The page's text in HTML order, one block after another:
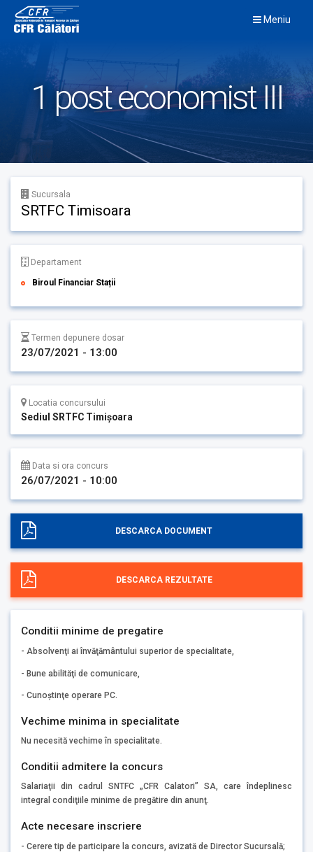
content
Meniu
1 post economist III
Sucursala
SRTFC Timisoara
Departament
Biroul Financiar Stații
Termen depunere dosar
23/07/2021 - 13:00
Locatia concursului
Sediul SRTFC Timişoara
Data si ora concurs
26/07/2021 - 10:00
DESCARCA DOCUMENT
DESCARCA REZULTATE
Conditii minime de pregatire
- Absolvenţi ai învăţământului superior de specialitate,
- Bune abilităţi de comunicare,
- Cunoştinţe operare PC.
Vechime minima in specialitate
Nu necesită vechime în specialitate.
Conditii admitere la concurs
Salariaţii din cadrul SNTFC „CFR Calatori” SA, care îndeplinesc
integral condiţiile minime de pregătire din anunţ.
Acte necesare inscriere
- Cerere tip de participare la concurs, avizată de Director Sucursală;